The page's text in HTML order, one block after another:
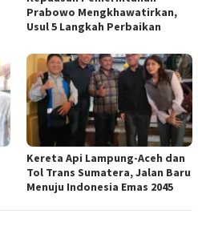
Prabowo Mengkhawatirkan,
Usul 5 Langkah Perbaikan
Kereta Api Lampung-Aceh dan
Tol Trans Sumatera, Jalan Baru
Menuju Indonesia Emas 2045